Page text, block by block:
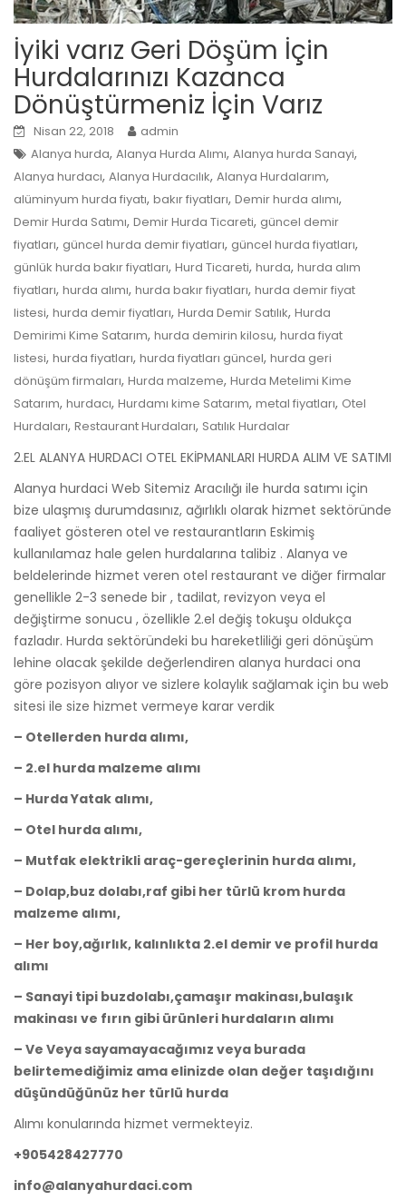
İyiki varız Geri Döşüm İçin
Hurdalarınızı Kazanca
Dönüştürmeniz İçin Varız
Nisan 22, 2018
admin
Alanya hurda, Alanya Hurda Alımı, Alanya hurda Sanayi,
Alanya hurdacı, Alanya Hurdacılık, Alanya Hurdalarım,
alüminyum hurda fiyatı, bakır fiyatları, Demir hurda alımı,
Demir Hurda Satımı, Demir Hurda Ticareti, güncel demir
fiyatları, güncel hurda demir fiyatları, güncel hurda fiyatları,
günlük hurda bakır fiyatları, Hurd Ticareti, hurda, hurda alım
fiyatları, hurda alımı, hurda bakır fiyatları, hurda demir fiyat
listesi, hurda demir fiyatları, Hurda Demir Satılık, Hurda
Demirimi Kime Satarım, hurda demirin kilosu, hurda fiyat
listesi, hurda fiyatları, hurda fiyatları güncel, hurda geri
dönüşüm firmaları, Hurda malzeme, Hurda Metelimi Kime
Satarım, hurdacı, Hurdamı kime Satarım, metal fiyatları, Otel
Hurdaları, Restaurant Hurdaları, Satılık Hurdalar
2.EL ALANYA HURDACI OTEL EKİPMANLARI HURDA ALIM VE SATIMI
Alanya hurdaci Web Sitemiz Aracılığı ile hurda satımı için
bize ulaşmış durumdasınız, ağırlıklı olarak hizmet sektöründe
faaliyet gösteren otel ve restaurantların Eskimiş
kullanılamaz hale gelen hurdalarına talibiz . Alanya ve
beldelerinde hizmet veren otel restaurant ve diğer firmalar
genellikle 2-3 senede bir , tadilat, revizyon veya el
değiştirme sonucu , özellikle 2.el değiş tokuşu oldukça
fazladır. Hurda sektöründeki bu hareketliliği geri dönüşüm
lehine olacak şekilde değerlendiren alanya hurdaci ona
göre pozisyon alıyor ve sizlere kolaylık sağlamak için bu web
sitesi ile size hizmet vermeye karar verdik
– Otellerden hurda alımı,
– 2.el hurda malzeme alımı
– Hurda Yatak alımı,
– Otel hurda alımı,
– Mutfak elektrikli araç-gereçlerinin hurda alımı,
– Dolap,buz dolabı,raf gibi her türlü krom hurda
malzeme alımı,
– Her boy,ağırlık, kalınlıkta 2.el demir ve profil hurda
alımı
– Sanayi tipi buzdolabı,çamaşır makinası,bulaşık
makinası ve fırın gibi ürünleri hurdaların alımı
– Ve Veya sayamayacağımız veya burada
belirtemediğimiz ama elinizde olan değer taşıdığını
düşündüğünüz her türlü hurda
Alımı konularında hizmet vermekteyiz.
+905428427770
info@alanyahurdaci.com